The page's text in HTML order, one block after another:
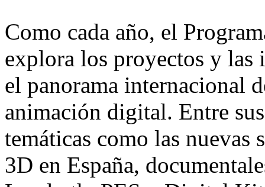
Como cada año, el
explora los proyectos y las
el panorama internacional
animación digital. Entre
temáticas como las
3D en España,